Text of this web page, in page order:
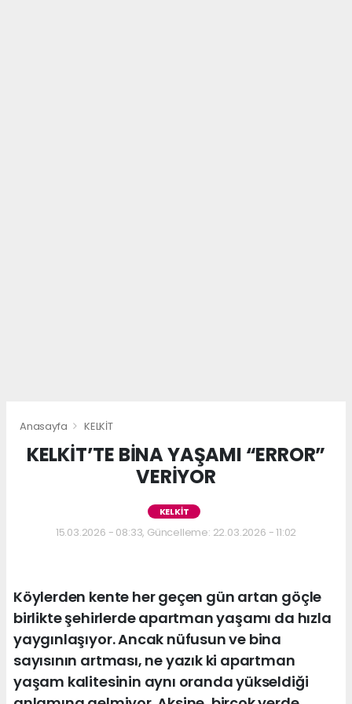
Anasayfa KELKİT
KELKİT’TE BİNA YAŞAMI “ERROR”
VERİYOR
KELKİT
15.03.2026 - 08:33, Güncelleme: 22.03.2026 - 11:02
Köylerden kente her geçen gün artan göçle
birlikte şehirlerde apartman yaşamı da hızla
yaygınlaşıyor. Ancak nüfusun ve bina
sayısının artması, ne yazık ki apartman
yaşam kalitesinin aynı oranda yükseldiği